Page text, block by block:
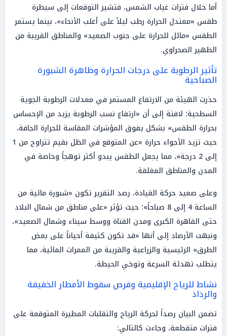
أما خلال فترات غياب الشمس، فتشير التوقعات إلى سيطرة
طقس «معتدل الحرارة رطب ليلاً على أغلب الأنحاء»، بينما يستمر
الطقس «مائل للحرارة على جنوب الصعيد» والمناطق القريبة من
الظهير الصحراوي.
تأثير الرطوبة على درجات الحرارة وظاهرة الشبورة
الصباحية
حذرت الهيئة من الارتفاع المستمر في معدلات الرطوبة الجوية
السطحية؛ لافتة إلى أن «ارتفاع نسب الرطوبة يزيد من الإحساس
بحرارة الطقس» بشكل يفوق المؤشرات المقاسة للحرارة الجافة،
حيث تزيد الأجواء حرارة «عن المتوقع في الظل بقيم تتراوح من 1
إلى 2 درجة»، مما يجعل الطقس يبدو أكثر توهجاً وخاصة في
المدن والمناطق المغلقة.
وعلى صعيد حركة القيادة، رصد التقرير تكون «شبورة مائية من
الساعة 4 إلى 8 صباحاً»؛ حيث تؤثر «على مناطق من شمال البلاد
حتى القاهرة الكبرى ومدن القناة ووسط سيناء وشمال الصعيد»،
ونبهت الأرصاد إلى أنها «قد تكون كثيفة أحياناً على بعض
الطرق» الرئيسية والزراعية والقريبة من الممرات المائية، مما
يتطلب تهدئة السرعة وتوخي الحيطة.
نشاط للرياح الإقليمية وفرص سقوط الأمطار الخفيفة
والرذاذ
تضمن البيان رصداً لحركة الرياح والتقلبات المطيرة المتوقعة على
فترات متقطعة، وجاءت كالتالي: